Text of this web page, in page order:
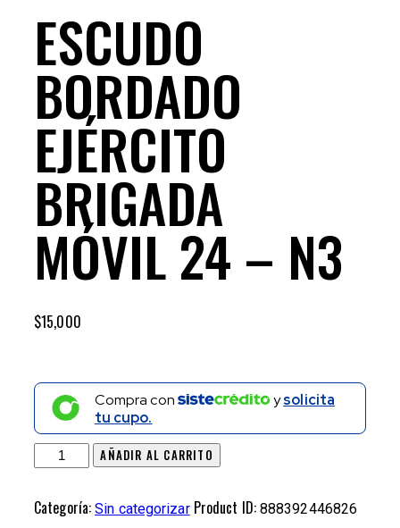
ESCUDO
BORDADO
EJÉRCITO
BRIGADA
MÓVIL 24 – N3
$15,000
Compra con ysolicita
tu cupo.
AÑADIR AL CARRITO
Categoría:Sin categorizar Product ID: 888392446826